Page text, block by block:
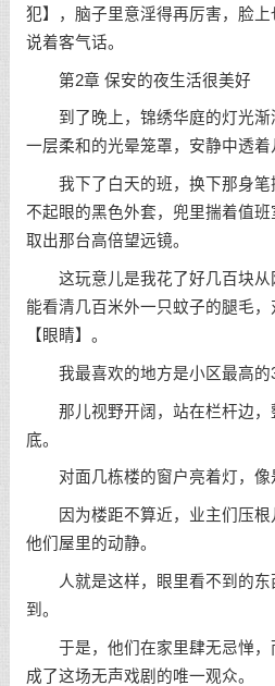
犯】，脑子里意淫得再厉害，脸
说着客气话。
第2章 保安的夜生活很美好
到了晚上，锦绣华庭的灯光渐
一层柔和的光晕笼罩，安静中透着
我下了白天的班，换下那身笔
不起眼的黑色外套，兜里揣着值
取出那台高倍望远镜。
这玩意儿是我花了好几百块从
能看清几百米外一只蚊子的腿毛
【眼睛】。
我最喜欢的地方是小区最高的
那儿视野开阔，站在栏杆边，
底。
对面几栋楼的窗户亮着灯，像
因为楼距不算近，业主们压根
他们屋里的动静。
人就是这样，眼里看不到的东
到。
于是，他们在家里肆无忌惮，
成了这场无声戏剧的唯一观众。